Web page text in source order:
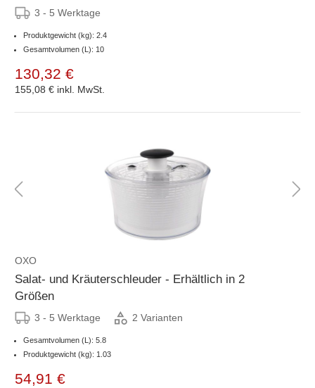
3 - 5 Werktage
Produktgewicht (kg): 2.4
Gesamtvolumen (L): 10
130,32 €
155,08 € inkl. MwSt.
OXO
Salat- und Kräuterschleuder - Erhältlich in 2
Größen
3 - 5 Werktage 2 Varianten
Gesamtvolumen (L): 5.8
Produktgewicht (kg): 1.03
54,91 €